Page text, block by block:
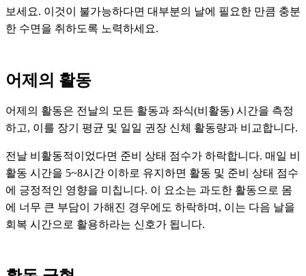
보세요. 이것이 불가능하다면 대부분의 날에 필요한 만큼 충분
한 수면을 취하도록 노력하세요.
어제의 활동
어제의 활동은 전날의 모든 활동과 좌식(비활동) 시간을 측정
하고, 이를 장기 평균 및 일일 권장 신체 활동량과 비교합니다.
전날 비활동적이었다면 준비 상태 점수가 하락합니다. 매일 비
활동 시간을 5~8시간 이하로 유지하면 활동 및 준비 상태 점수
에 긍정적인 영향을 미칩니다. 이 요소는 과도한 활동으로 몸
에 너무 큰 부담이 가해진 경우에도 하락하며, 이는 다음 날을
회복 시간으로 활용하라는 신호가 됩니다.